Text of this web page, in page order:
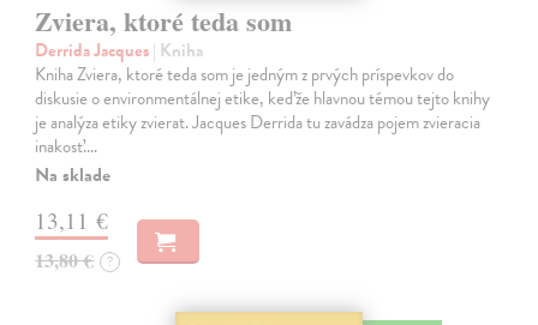
Zviera, ktoré teda som
Derrida Jacques| Kniha
Kniha Zviera, ktoré teda som je jedným z prvých príspevkov do
diskusie o environmentálnej etike, keďže hlavnou témou tejto knihy
je analýza etiky zvierat. Jacques Derrida tu zavádza pojem zvieracia
inakosť.…
Na sklade
13,11 €
13,80 € ?